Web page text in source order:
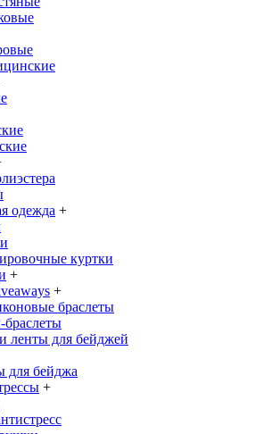
одежда +
куртки
+
+
браслеты
браслеты
ленты для бейджей
для бейджа
+